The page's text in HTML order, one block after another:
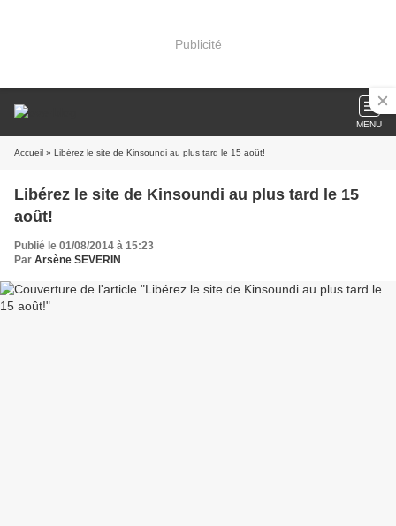
Publicité
MENU
Accueil » Libérez le site de Kinsoundi au plus tard le 15 août!
Libérez le site de Kinsoundi au plus tard le 15
août!
Publié le 01/08/2014 à 15:23
Par Arsène SEVERIN